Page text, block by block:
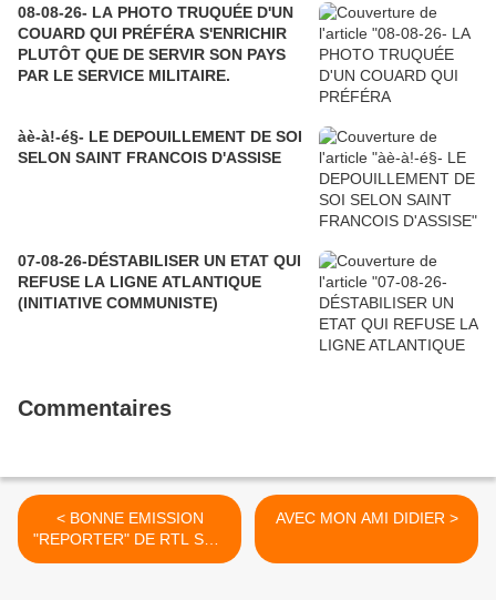
08-08-26- LA PHOTO TRUQUÉE D'UN
COUARD QUI PRÉFÉRA S'ENRICHIR
PLUTÔT QUE DE SERVIR SON PAYS
PAR LE SERVICE MILITAIRE.
àè-à!-é§- LE DEPOUILLEMENT DE SOI
SELON SAINT FRANCOIS D'ASSISE
07-08-26-DÉSTABILISER UN ETAT QUI
REFUSE LA LIGNE ATLANTIQUE
(INITIATIVE COMMUNISTE)
Commentaires
< BONNE EMISSION
"REPORTER" DE RTL SUR
RAOUL HEDEBOUW
AVEC MON AMI DIDIER >